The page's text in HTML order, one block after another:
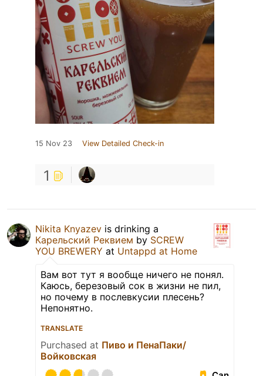
15 Nov 23 View Detailed Check-in
1
Nikita Knyazev is drinking a
Карельский Реквием by SCREW
YOU BREWERY at Untappd at Home
Вам вот тут я вообще ничего не понял.
Каюсь, березовый сок в жизни не пил,
но почему в послевкусии плесень?
Непонятно.
TRANSLATE
Purchased at Пиво и ПенаПаки/
Войковская